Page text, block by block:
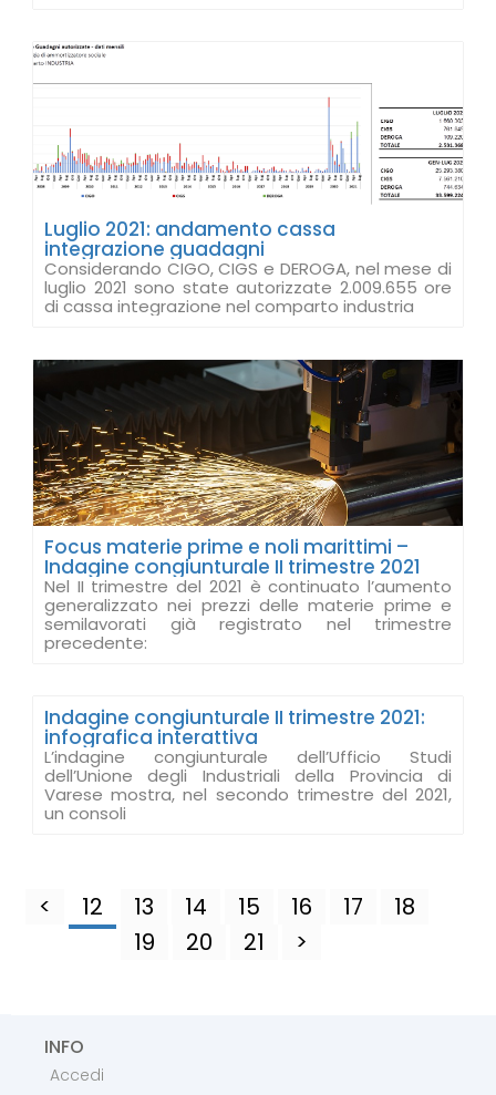
Luglio 2021: andamento cassa
integrazione guadagni
Considerando CIGO, CIGS e DEROGA, nel mese di
luglio 2021 sono state autorizzate 2.009.655 ore
di cassa integrazione nel comparto industria
Focus materie prime e noli marittimi –
Indagine congiunturale II trimestre 2021
Nel II trimestre del 2021 è continuato l’aumento
generalizzato nei prezzi delle materie prime e
semilavorati già registrato nel trimestre
precedente:
Indagine congiunturale II trimestre 2021:
infografica interattiva
L’indagine congiunturale dell’Ufficio Studi
dell’Unione degli Industriali della Provincia di
Varese mostra, nel secondo trimestre del 2021,
un consoli
< 12 13 14 15 16 17
18
19
20 21 >
INFO
Accedi